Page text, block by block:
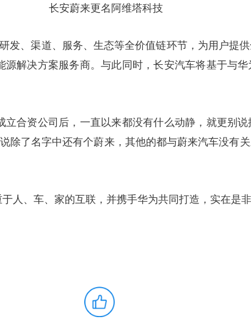
发、渠道、服务、生态等全价值链环节，为用户提
解决方案服务商。与此同时，长安汽车将基于与
合资公司后，一直以来都没有什么动静，就更别
除了名字中还有个蔚来，其他的都与蔚来汽车没有
人、车、家的互联，并携手华为共同打造，实在是非